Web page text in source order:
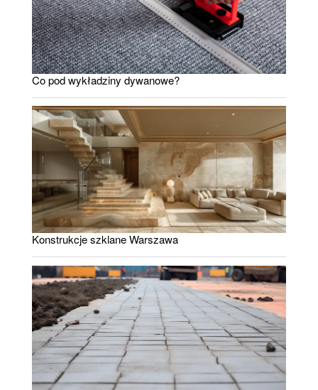
Co pod wykładziny dywanowe?
Konstrukcje szklane Warszawa